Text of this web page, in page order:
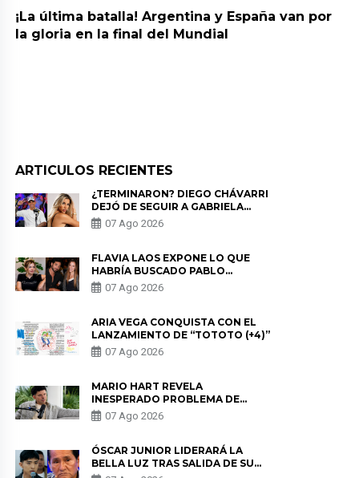
¡La última batalla! Argentina y España van por
la gloria en la final del Mundial
ARTICULOS RECIENTES
¿TERMINARON? DIEGO CHÁVARRI
DEJÓ DE SEGUIR A GABRIELA
HERRERA Y ANUNCIA SU SALIDA
DE PÓDCAST
07 Ago 2026
FLAVIA LAOS EXPONE LO QUE
HABRÍA BUSCADO PABLO
HEREDIA CON ALE FULLER: “UNA
DE LAS PARTES QUERÍA EL
07 Ago 2026
ARIA VEGA CONQUISTA CON EL
LANZAMIENTO DE “TOTOTO (+4)”
07 Ago 2026
MARIO HART REVELA
INESPERADO PROBLEMA DE
SALUD ANTES DE SEPARARSE DE
KORINA: “ME ENCONTRARON UN
07 Ago 2026
ÓSCAR JUNIOR LIDERARÁ LA
BELLA LUZ TRAS SALIDA DE SU